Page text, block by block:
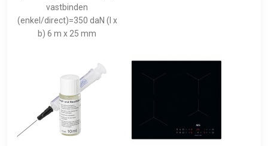
vastbinden
(enkel/direct)=350 daN (l x
b) 6 m x 25 mm